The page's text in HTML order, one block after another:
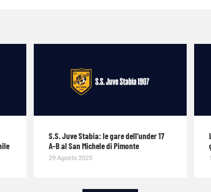
S.S. Juve Stabia: le gare dell’under 17
A-B al San Michele di Pimonte
29 Agosto 2025